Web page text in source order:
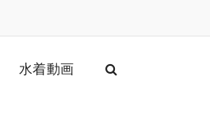
水着動画